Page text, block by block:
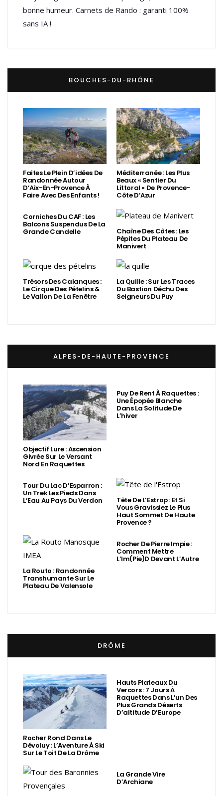
bonne humeur. Carnets de Rando : garanti 100%
sans IA !
BOUCHES-DU-RHÔNE
Faites Le Plein D’idées De
Randonnée Autour
D’Aix-En-Provence À
Faire Avec Des Enfants !
Méditerranée : Les Plus
Beaux « Sentier Du
Littoral » De Provence-
Côte D’Azur
Corniches Du CAF : Les
Balcons Suspendus De La
Grande Candelle Chaîne Des Côtes : Les
Pépites Du Plateau De
Manivert
Trésors Des Calanques :
Le Cirque Des Pételins &
Le Vallon De La Fenêtre
La Quille : Sur Les Traces
Du Bastion Déchu Des
Seigneurs Du Puy
ALPES-DE-HAUTE-PROVENCE
Objectif Lure : Ascension
Givrée Sur Le Versant
Nord En Raquettes
Puy De Rent À Raquettes :
Une Épopée Blanche
Dans La Solitude De
L’hiver
Tour Du Lac D’Esparron :
Un Trek Les Pieds Dans
L’Eau Au Pays Du Verdon Tête De L’Estrop : Et Si
Vous Gravissiez Le Plus
Haut Sommet De Haute
Provence ?
La Routo : Randonnée
Transhumante Sur Le
Plateau De Valensole
Rocher De Pierre Impie :
Comment Mettre
L’Im(Pie)d Devant L’Autre
DRÔME
Rocher Rond Dans Le
Dévoluy : L’Aventure À Ski
Sur Le Toit De La Drôme
Hauts Plateaux Du
Vercors : 7 Jours À
Raquettes Dans L’un Des
Plus Grands Déserts
D’altitude D’Europe
La Grande Vire
D’Archiane